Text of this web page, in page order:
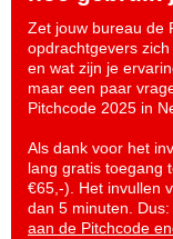
Zet jouw bureau de
opdrachtgevers
en wat zijn je
maar een paar
Pitchcode 2025 in
Als dank voor het
lang gratis toegang
€65,-). Het invullen
dan 5 minuten.
aan de Pitchcode